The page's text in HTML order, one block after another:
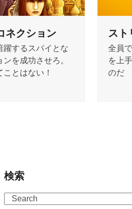
ネクション
躍するスパイとな
を成功させろ。
とはない！
スト
全員
を上
のだ
検索
Search